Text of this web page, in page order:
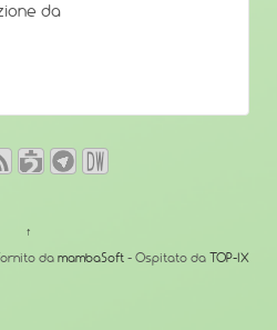
da
↑
da mambaSoft - Ospitato da TOP-IX